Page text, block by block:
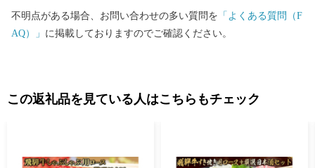
027 メールアドレス：support@kani.furusato-lg.jp 【ワンストップ
特例申請書の提出期限等】 提出期限 令和8年1月10日（土）必着
不明点がある場合、お問い合わせの多い質問を 「よくある質問（F
AQ）」 に掲載しておりますのでご確認ください。
この返礼品を見ている人はこちらもチェック